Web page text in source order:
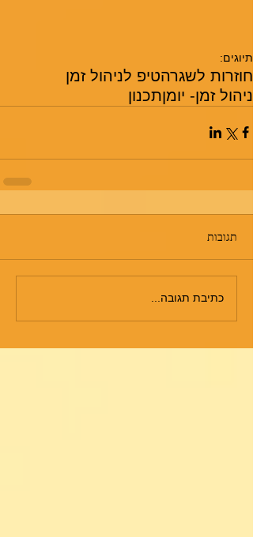
תיוגים:
חוזרות לשגרהטיפ לניהול זמן
ניהול זמן- יומןתכנון
תגובות
כתיבת תגובה...